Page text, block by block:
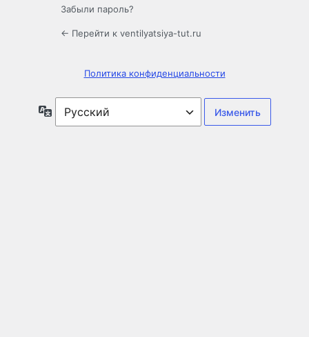
Забыли пароль?
← Перейти к ventilyatsiya-tut.ru
Политика конфиденциальности
Язык